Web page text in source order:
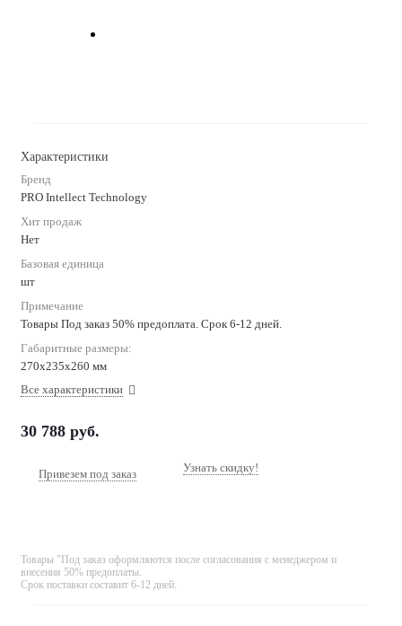
Характеристики
Бренд
PRO Intellect Technology
Хит продаж
Нет
Базовая единица
шт
Примечание
Товары Под заказ 50% предоплата. Срок 6-12 дней.
Габаритные размеры:
270x235x260 мм
Все характеристики
30 788 руб.
Привезем под заказ Узнать скидку!
Товары "Под заказ оформляются после согласования с менеджером и
внесения 50% предоплаты.
Срок поставки составит 6-12 дней.